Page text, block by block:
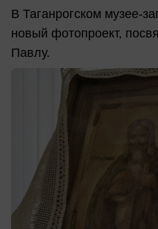
В Таганрогском музее-
новый фотопроект,
Павлу.